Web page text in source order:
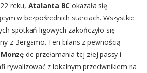
roku, Atalanta BC okazała się
w bezpośrednich starciach. Wszystkie
spotkań ligowych zakończyło się
z Bergamo. Ten bilans z pewnością
Monzę do przełamania tej złej passy i
rywalizować z lokalnym przeciwnikiem na